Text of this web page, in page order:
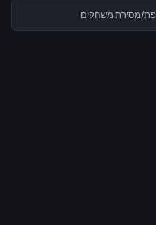
מסירת משחקים